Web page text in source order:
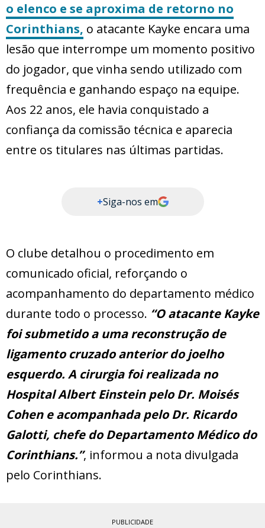
o elenco e se aproxima de retorno no
Corinthians, o atacante Kayke encara uma
lesão que interrompe um momento positivo
do jogador, que vinha sendo utilizado com
frequência e ganhando espaço na equipe.
Aos 22 anos, ele havia conquistado a
confiança da comissão técnica e aparecia
entre os titulares nas últimas partidas.
+Siga-nos em
O clube detalhou o procedimento em
comunicado oficial, reforçando o
acompanhamento do departamento médico
durante todo o processo. “O atacante Kayke
foi submetido a uma reconstrução de
ligamento cruzado anterior do joelho
esquerdo. A cirurgia foi realizada no
Hospital Albert Einstein pelo Dr. Moisés
Cohen e acompanhada pelo Dr. Ricardo
Galotti, chefe do Departamento Médico do
Corinthians.”, informou a nota divulgada
pelo Corinthians.
PUBLICIDADE